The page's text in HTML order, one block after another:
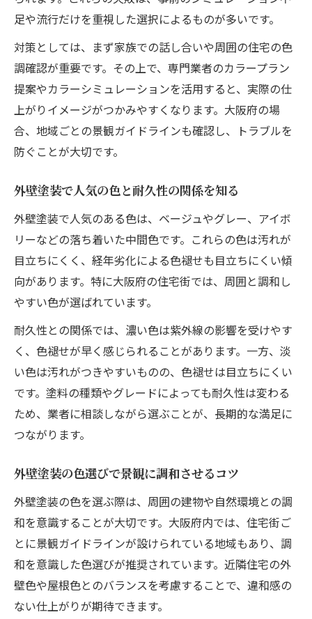
足や流行だけを重視した選択によるものが多いです。
対策としては、まず家族での話し合いや周囲の住宅の色
調確認が重要です。その上で、専門業者のカラープラン
提案やカラーシミュレーションを活用すると、実際の仕
上がりイメージがつかみやすくなります。大阪府の場
合、地域ごとの景観ガイドラインも確認し、トラブルを
防ぐことが大切です。
外壁塗装で人気の色と耐久性の関係を知る
外壁塗装で人気のある色は、ベージュやグレー、アイボ
リーなどの落ち着いた中間色です。これらの色は汚れが
目立ちにくく、経年劣化による色褪せも目立ちにくい傾
向があります。特に大阪府の住宅街では、周囲と調和し
やすい色が選ばれています。
耐久性との関係では、濃い色は紫外線の影響を受けやす
く、色褪せが早く感じられることがあります。一方、淡
い色は汚れがつきやすいものの、色褪せは目立ちにくい
です。塗料の種類やグレードによっても耐久性は変わる
ため、業者に相談しながら選ぶことが、長期的な満足に
つながります。
外壁塗装の色選びで景観に調和させるコツ
外壁塗装の色を選ぶ際は、周囲の建物や自然環境との調
和を意識することが大切です。大阪府内では、住宅街ご
とに景観ガイドラインが設けられている地域もあり、調
和を意識した色選びが推奨されています。近隣住宅の外
壁色や屋根色とのバランスを考慮することで、違和感の
ない仕上がりが期待できます。